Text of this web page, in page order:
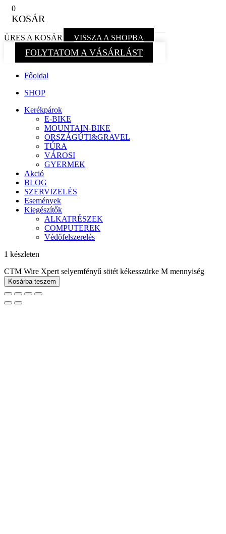
0
KOSÁR
ÜRES A KOSÁR VISSZA A SHOPBA
FOLYTATOM A VÁSÁRLÁST
Főoldal
SHOP
Kerékpárok
E-BIKE
MOUNTAIN-BIKE
ORSZÁGÚTI&GRAVEL
TÚRA
VÁROSI
GYERMEK
Akció
BLOG
SZERVIZELÉS
Események
Kiegészítők
ALKATRÉSZEK
COMPUTEREK
Védőfelszerelés
1 készleten
CTM Wire Xpert selyemfényű sötét kékesszürke M mennyiség
Kosárba teszem